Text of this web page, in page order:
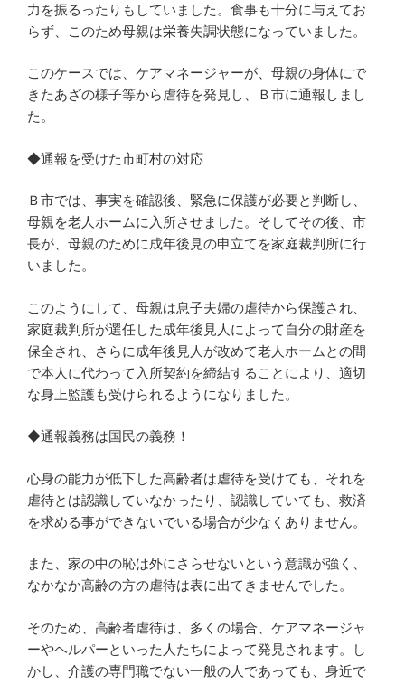
力を振るったりもしていました。食事も十分に与えてお
らず、このため母親は栄養失調状態になっていました。
このケースでは、ケアマネージャーが、母親の身体にで
きたあざの様子等から虐待を発見し、Ｂ市に通報しまし
た。
◆通報を受けた市町村の対応
Ｂ市では、事実を確認後、緊急に保護が必要と判断し、
母親を老人ホームに入所させました。そしてその後、市
長が、母親のために成年後見の申立てを家庭裁判所に行
いました。
このようにして、母親は息子夫婦の虐待から保護され、
家庭裁判所が選任した成年後見人によって自分の財産を
保全され、さらに成年後見人が改めて老人ホームとの間
で本人に代わって入所契約を締結することにより、適切
な身上監護も受けられるようになりました。
◆通報義務は国民の義務！
心身の能力が低下した高齢者は虐待を受けても、それを
虐待とは認識していなかったり、認識していても、救済
を求める事ができないでいる場合が少なくありません。
また、家の中の恥は外にさらせないという意識が強く、
なかなか高齢の方の虐待は表に出てきませんでした。
そのため、高齢者虐待は、多くの場合、ケアマネージャ
ーやヘルパーといった人たちによって発見されます。し
かし、介護の専門職でない一般の人であっても、身近で